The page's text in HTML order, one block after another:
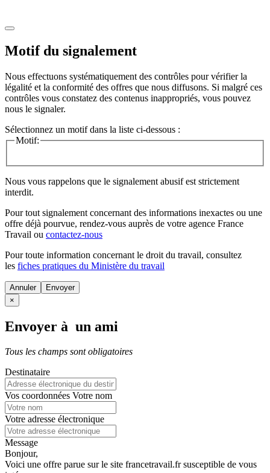
Motif du signalement
Nous effectuons systématiquement des contrôles pour vérifier la
légalité et la conformité des offres que nous diffusons. Si malgré ces
contrôles vous constatez des contenus inappropriés, vous pouvez
nous le signaler.
Sélectionnez un motif dans la liste ci-dessous :
Motif:
Nous vous rappelons que le signalement abusif est strictement
interdit.
Pour tout signalement concernant des informations inexactes ou une
offre déjà pourvue, rendez-vous auprès de votre agence France
Travail ou contactez-nous
Pour toute information concernant le droit du travail, consultez
les fiches pratiques du Ministère du travail
Annuler
×
Envoyer à un ami
Tous les champs sont obligatoires
Destinataire
Vos coordonnées Votre nom
Votre adresse électronique
Message
Bonjour,
Voici une offre parue sur le site francetravail.fr susceptible de vous